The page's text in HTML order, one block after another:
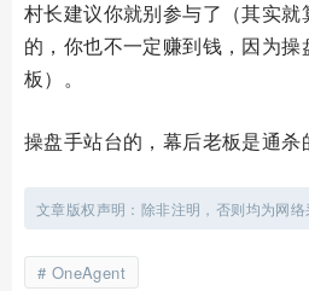
村长建议你就别参与了（其实就
的，你也不一定赚到钱，因为
板）。
操盘手站台的，幕后老板是通杀
文章版权声明：除非注明，否则均为网络
OneAgent